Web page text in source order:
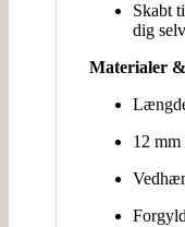
Skabt
dig selv
Materialer
12 mm